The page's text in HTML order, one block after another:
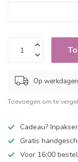
Op
Toevoegen om te
Cadeau?
Gratis
Voor 16:00